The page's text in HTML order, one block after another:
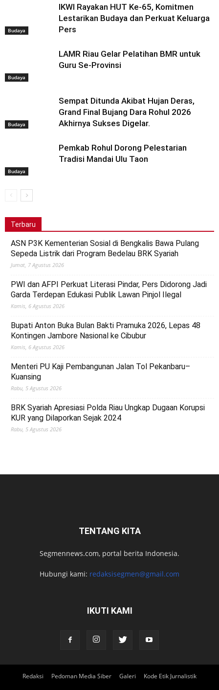
Budaya
IKWI Rayakan HUT Ke-65, Komitmen
Lestarikan Budaya dan Perkuat Keluarga
Pers
Budaya
LAMR Riau Gelar Pelatihan BMR untuk
Guru Se-Provinsi
Budaya
Sempat Ditunda Akibat Hujan Deras,
Grand Final Bujang Dara Rohul 2026
Akhirnya Sukses Digelar.
Budaya
Pemkab Rohul Dorong Pelestarian
Tradisi Mandai Ulu Taon
Terbaru
ASN P3K Kementerian Sosial di Bengkalis Bawa Pulang
Sepeda Listrik dari Program Bedelau BRK Syariah
Jumat, 7 Agustus 2026
PWI dan AFPI Perkuat Literasi Pindar, Pers Didorong Jadi
Garda Terdepan Edukasi Publik Lawan Pinjol Ilegal
Kamis, 6 Agustus 2026
Bupati Anton Buka Bulan Bakti Pramuka 2026, Lepas 48
Kontingen Jambore Nasional ke Cibubur
Kamis, 6 Agustus 2026
Menteri PU Kaji Pembangunan Jalan Tol Pekanbaru–
Kuansing
Rabu, 5 Agustus 2026
BRK Syariah Apresiasi Polda Riau Ungkap Dugaan Korupsi
KUR yang Dilaporkan Sejak 2024
Rabu, 5 Agustus 2026
TENTANG KITA
Segmennews.com, portal berita Indonesia.
Hubungi kami: redaksisegmen@gmail.com
IKUTI KAMI
Redaksi Pedoman Media Siber Galeri
Kode Etik Jurnalistik